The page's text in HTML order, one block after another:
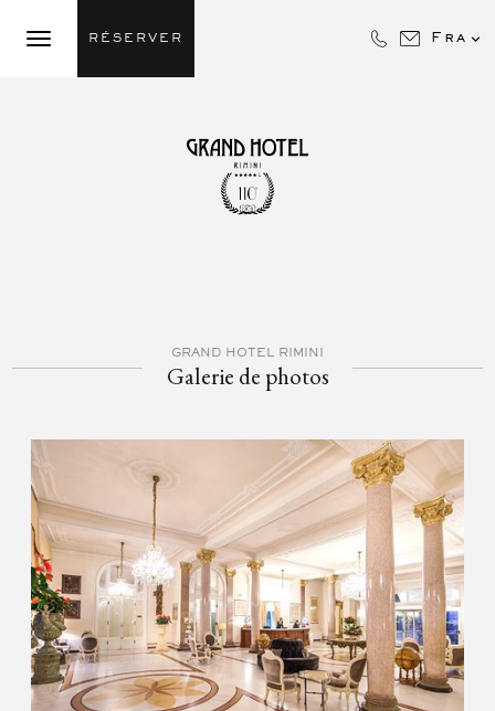
RÉSERVER Fra 
GRAND HOTEL RIMINI
Galerie de photos